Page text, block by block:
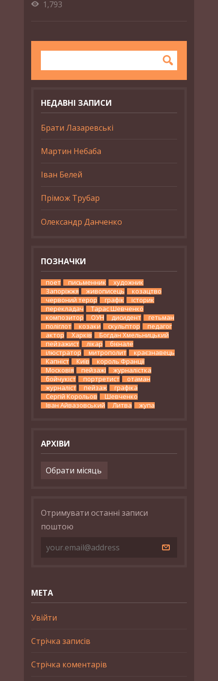
1,793
НЕДАВНІ ЗАПИСИ
Брати Лазаревські
Мартин Небаба
Іван Белей
Прімож Трубар
Олександр Данченко
ПОЗНАЧКИ
поет письменник
художник
Запоріжжя
живописець
козацтво
червоний терор
графік
історик
перекладач
Тарас Шевченко
композитор
ОУН дисидент
гетьман
поліглот
козаки скульптор
педагог
актор
Харків
Богдан Хмельницький
пейзажист
лікар
бієнале
ілюстратор
митрополит
краєзнавець
Капніст
Київ
король Франції
Московія
пейзажі
журналістка
бойчукіст
портретист
отаман
журналіст
пейзаж
графіка
Сергій Корольов
Шевченко
Іван Айвазовський
Литва жупа
АРХІВИ
Архіви
Отримувати останні записи
поштою
МЕТА
Увійти
Стрічка записів
Стрічка коментарів